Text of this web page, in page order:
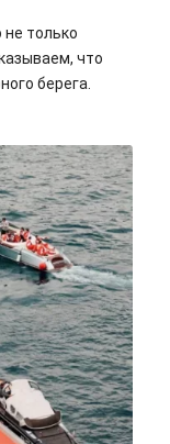
только
что
берега.